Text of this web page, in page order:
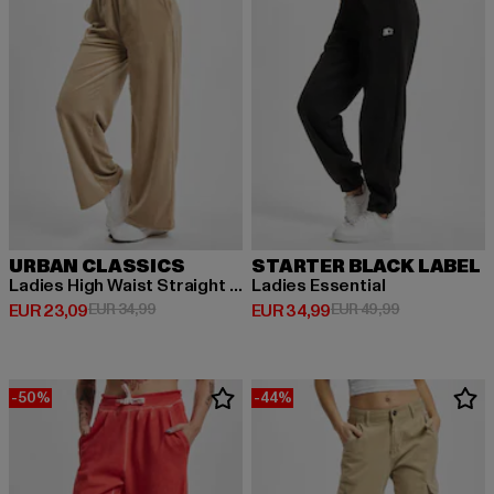
URBAN CLASSICS
Ladies High Waist Straight Velvet
EUR 23,09
Derzeitiger Preis: EUR 23,09
EUR 34,99Aktionspreis: EUR 34,99
STARTER BLACK LABEL
Ladies Essential
EUR 34,99
Derzeitiger Preis: EUR 34,99
EUR 49,99Aktionspreis:
-50% -44%